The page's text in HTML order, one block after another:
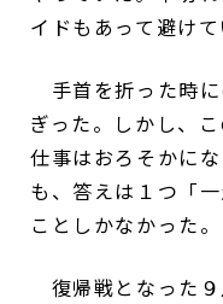
イドもあって避けて
手首を折った時
ぎった。しかし、
仕事はおろそかに
も、答えは１つ「
ことしかなかった。
復帰戦となった